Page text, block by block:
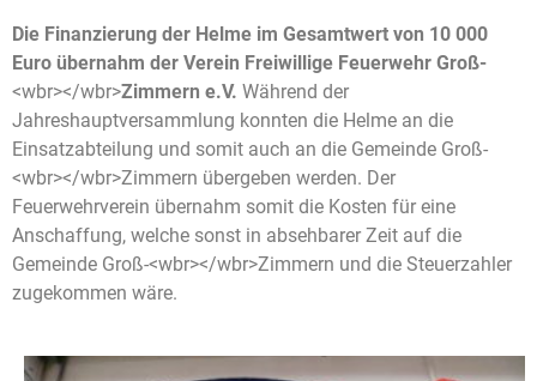
Die Finanzierung der Helme im Gesamtwert von 10 000
Euro übernahm der Verein Freiwillige Feuerwehr Groß-
<wbr></wbr>Zimmern e.V. Während der
Jahreshauptversammlung konnten die Helme an die
Einsatzabteilung und somit auch an die Gemeinde Groß-
<wbr></wbr>Zimmern übergeben werden. Der
Feuerwehrverein übernahm somit die Kosten für eine
Anschaffung, welche sonst in absehbarer Zeit auf die
Gemeinde Groß-<wbr></wbr>Zimmern und die Steuerzahler
zugekommen wäre.